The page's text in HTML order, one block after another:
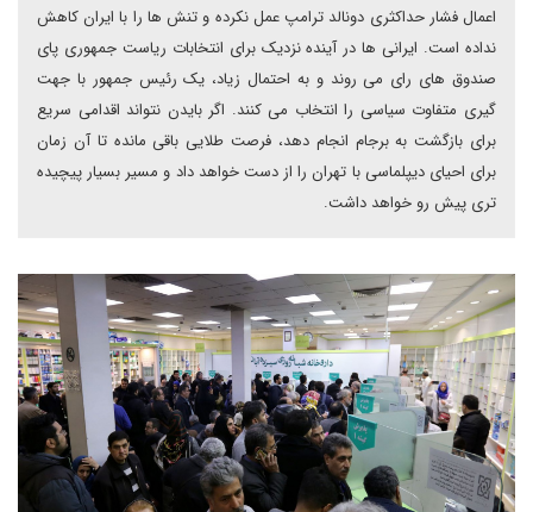
اعمال فشار حداکثری دونالد ترامپ عمل نکرده و تنش ها را با ایران کاهش
نداده است. ایرانی ها در آینده نزدیک برای انتخابات ریاست جمهوری پای
صندوق های رای می روند و به احتمال زیاد، یک رئیس جمهور با جهت
گیری متفاوت سیاسی را انتخاب می کنند. اگر بایدن نتواند اقدامی سریع
برای بازگشت به برجام انجام دهد، فرصت طلایی باقی مانده تا آن زمان
برای احیای دیپلماسی با تهران را از دست خواهد داد و مسیر بسیار پیچیده
تری پیش رو خواهد داشت.